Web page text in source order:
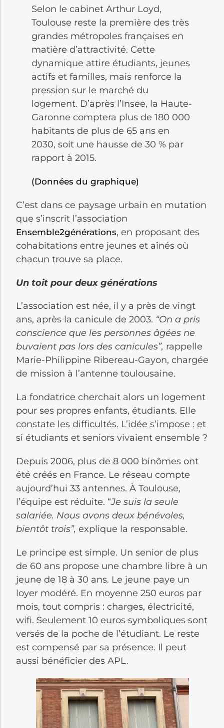
Selon le cabinet Arthur Loyd,
Toulouse reste la première des très
grandes métropoles françaises en
matière d’attractivité. Cette
dynamique attire étudiants, jeunes
actifs et familles, mais renforce la
pression sur le marché du
logement. D’après l’Insee, la Haute-
Garonne comptera plus de 180 000
habitants de plus de 65 ans en
2030, soit une hausse de 30 % par
rapport à 2015.
(Données du graphique)
C’est dans ce paysage urbain en mutation
que s’inscrit l’association
Ensemble2générations, en proposant des
cohabitations entre jeunes et aînés où
chacun trouve sa place.
Un toit pour deux générations
L’association est née, il y a près de vingt
ans, après la canicule de 2003. “On a pris
conscience que les personnes âgées ne
buvaient pas lors des canicules”, rappelle
Marie-Philippine Ribereau-Gayon, chargée
de mission à l’antenne toulousaine.
La fondatrice cherchait alors un logement
pour ses propres enfants, étudiants. Elle
constate les difficultés. L’idée s’impose : et
si étudiants et seniors vivaient ensemble ?
Depuis 2006, plus de 8 000 binômes ont
été créés en France. Le réseau compte
aujourd’hui 33 antennes. À Toulouse,
l’équipe est réduite. “Je suis la seule
salariée. Nous avons deux bénévoles,
bientôt trois”, explique la responsable.
Le principe est simple. Un senior de plus
de 60 ans propose une chambre libre à un
jeune de 18 à 30 ans. Le jeune paye un
loyer modéré. En moyenne 250 euros par
mois, tout compris : charges, électricité,
wifi. Seulement 10 euros symboliques sont
versés de la poche de l’étudiant. Le reste
est compensé par sa présence. Il peut
aussi bénéficier des APL.